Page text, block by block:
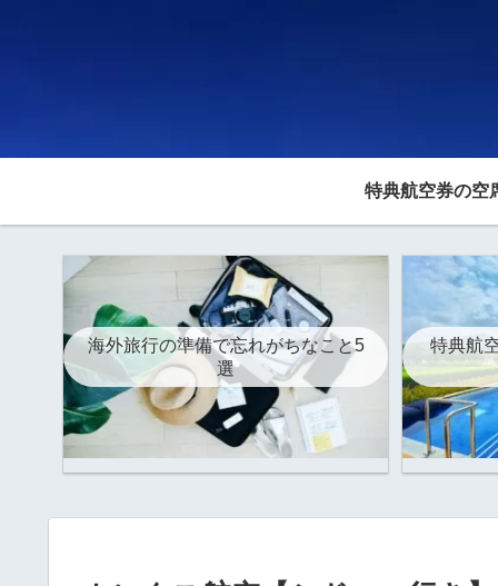
特典航空券の空
海外旅行の準備で忘れがちなこと5
選
特典航